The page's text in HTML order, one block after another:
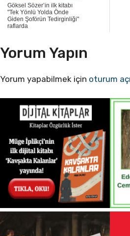
Göksel Sözer’in ilk kitabı
"Tek Yönlü Yolda Önde
Giden Şoförün Tedirginliği"
raflarda
Yorum Yapın
Yorum yapabilmek için oturum